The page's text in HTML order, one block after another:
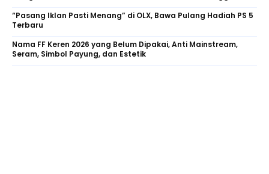
“Pasang Iklan Pasti Menang” di OLX, Bawa Pulang Hadiah PS 5
Terbaru
Nama FF Keren 2026 yang Belum Dipakai, Anti Mainstream,
Seram, Simbol Payung, dan Estetik